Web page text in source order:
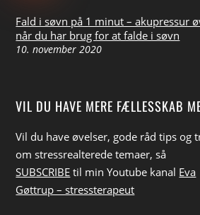
Fald i søvn på 1 minut – akupressur
når du har brug for at falde i søvn
10. november 2020
VIL DU HAVE MERE FÆLLESSKAB
Vil du have øvelser, gode råd tips og
om stressrealterede temaer, så
SUBSCRIBE til min Youtube kanal Eva
Gøttrup – stressterapeut